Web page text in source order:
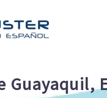
Guayaquil,